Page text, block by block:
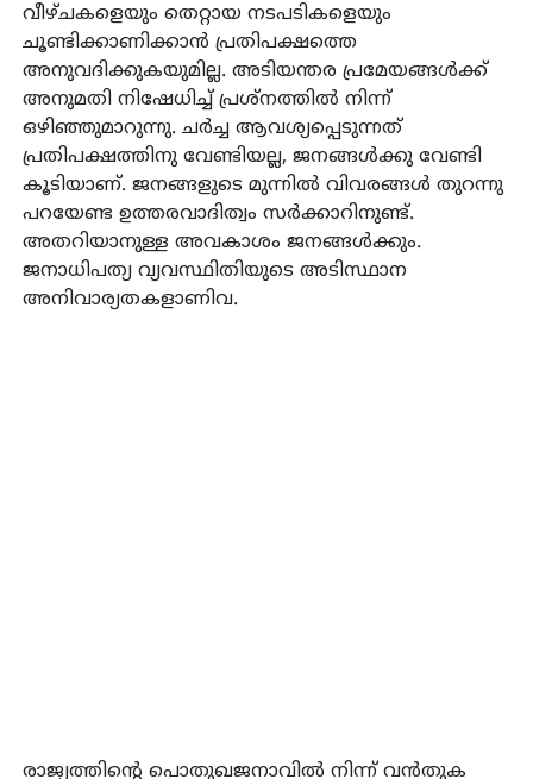
വീഴ്ചകളെയും തെറ്റായ നടപടികളെയും
ചൂണ്ടിക്കാണിക്കാന്‍ പ്രതിപക്ഷത്തെ
അനുവദിക്കുകയുമില്ല. അടിയന്തര പ്രമേയങ്ങള്‍ക്ക്
അനുമതി നിഷേധിച്ച് പ്രശ്‌നത്തില്‍ നിന്ന്
ഒഴിഞ്ഞുമാറുന്നു. ചര്‍ച്ച ആവശ്യപ്പെടുന്നത്
പ്രതിപക്ഷത്തിനു വേണ്ടിയല്ല, ജനങ്ങള്‍ക്കു വേണ്ടി
കൂടിയാണ്. ജനങ്ങളുടെ മുന്നില്‍ വിവരങ്ങള്‍ തുറന്നു
പറയേണ്ട ഉത്തരവാദിത്വം സര്‍ക്കാറിനുണ്ട്.
അതറിയാനുള്ള അവകാശം ജനങ്ങള്‍ക്കും.
ജനാധിപത്യ വ്യവസ്ഥിതിയുടെ അടിസ്ഥാന
അനിവാര്യതകളാണിവ.
രാജ്യത്തിന്റെ പൊതുഖജനാവില്‍ നിന്ന് വന്‍തുക